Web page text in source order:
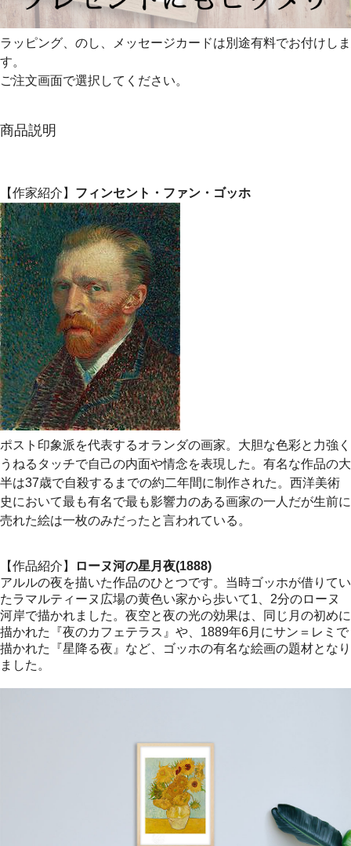
ラッピング、のし、メッセージカードは別途有料でお付けしま
す。
ご注文画面で選択してください。
商品説明
【作家紹介】 フィンセント・ファン・ゴッホ
ポスト印象派を代表するオランダの画家。大胆な色彩と力強く
うねるタッチで自己の内面や情念を表現した。有名な作品の大
半は37歳で自殺するまでの約二年間に制作された。西洋美術
史において最も有名で最も影響力のある画家の一人だが生前に
売れた絵は一枚のみだったと言われている。
【作品紹介】
ローヌ河の星月夜(1888)
アルルの夜を描いた作品のひとつです。当時ゴッホが借りてい
たラマルティーヌ広場の黄色い家から歩いて1、2分のローヌ
河岸で描かれました。夜空と夜の光の効果は、同じ月の初めに
描かれた『夜のカフェテラス』や、1889年6月にサン＝レミで
描かれた『星降る夜』など、ゴッホの有名な絵画の題材となり
ました。